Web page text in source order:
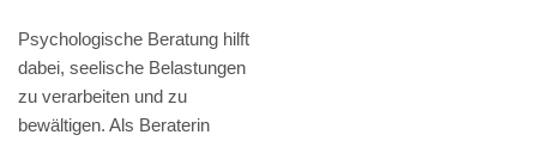
Psychologische Beratung hilft
dabei, seelische Belastungen
zu verarbeiten und zu
bewältigen. Als Beraterin